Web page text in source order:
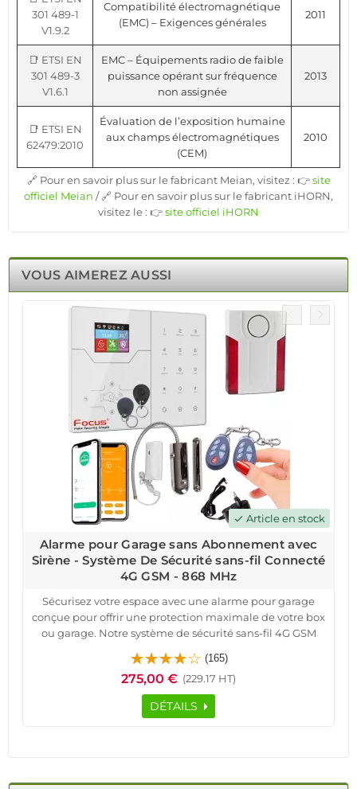
301 489-1
V1.9.2
Compatibilité électromagnétique
(EMC) – Exigences générales
2011
📑 ETSI EN
301 489-3
V1.6.1
EMC – Équipements radio de faible
puissance opérant sur fréquence
non assignée
2013
📑 ETSI EN
62479:2010
Évaluation de l’exposition humaine
aux champs électromagnétiques
(CEM)
2010
🔗 Pour en savoir plus sur le fabricant Meian, visitez : 👉site
officiel Meian / 🔗 Pour en savoir plus sur le fabricant iHORN,
visitez le : 👉site officiel iHORN
VOUS AIMEREZ AUSSI
check Article en stock
Alarme pour Garage sans Abonnement avec
Sirène - Système De Sécurité sans-fil Connecté
4G GSM - 868 MHz
Sécurisez votre espace avec une alarme pour garage
conçue pour offrir une protection maximale de votre box
ou garage. Notre système de sécurité sans-fil 4G GSM
sirène puissante et une connexion fiable de 868 MHz.
Facile à installer, cette alarme connectée est
préconfigurée pour une mise en place rapide, sans
abonnement supplémentaire ni coûts récurrents.
(165)
275,00 € (229.17 HT)
DÉTAILS